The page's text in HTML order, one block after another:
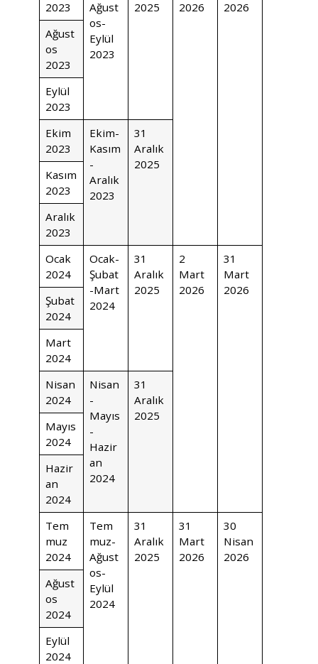
2023
Ağust
os-
Eylül
2023
2025 2026
2026
Ağust
os
2023
Eylül
2023
Ekim
2023
Ekim-
Kasım
-
Aralık
2023
31
Aralık
2025
Kasım
2023
Aralık
2023
Ocak
2024
Ocak-
Şubat
-Mart
2024
31
Aralık
2025
2
Mart
2026
31
Mart
2026
Şubat
2024
Mart
2024
Nisan
2024
Nisan
-
Mayıs
-
Hazir
an
2024
31
Aralık
2025
Mayıs
2024
Hazir
an
2024
Tem
muz
2024
Tem
muz-
Ağust
os-
Eylül
2024
31
Aralık
2025
31
Mart
2026
30
Nisan
2026
Ağust
os
2024
Eylül
2024